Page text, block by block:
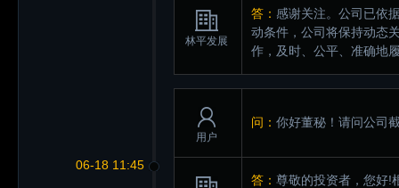
林平发展
答： 感谢关注。公司已依
动条件，公司将保持动态
作，及时、公平、准确地
06-18 11:45
用户
问： 你好董秘！请问公司
答： 尊敬的投资者，您好!